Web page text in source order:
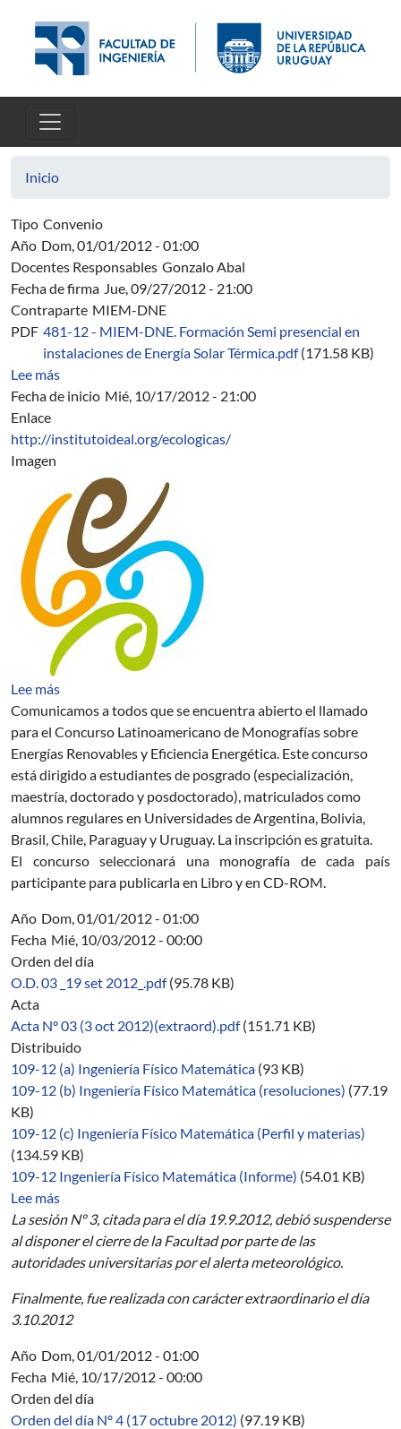
Inicio
Tipo Convenio
Año Dom, 01/01/2012 - 01:00
Docentes Responsables Gonzalo Abal
Fecha de firma Jue, 09/27/2012 - 21:00
Contraparte MIEM-DNE
PDF 481-12 - MIEM-DNE. Formación Semi presencial en
instalaciones de Energía Solar Térmica.pdf (171.58 KB)
Lee mássobre 481-12 - MIEM-DNE. Formación Semi presencial
Fecha de inicio Mié, 10/17/2012 - 21:00
Enlace
http://institutoideal.org/ecologicas/
Imagen
Lee mássobre Concurso Latinoamericano de Monografías
Comunicamos a todos que se encuentra abierto el llamado
para el Concurso Latinoamericano de Monografías sobre
Energías Renovables y Eficiencia Energética. Este concurso
está dirigido a estudiantes de posgrado (especialización,
maestría, doctorado y posdoctorado), matriculados como
alumnos regulares en Universidades de Argentina, Bolivia,
Brasil, Chile, Paraguay y Uruguay. La inscripción es gratuita.
El concurso seleccionará una monografía de cada país
participante para publicarla en Libro y en CD-ROM.
Año Dom, 01/01/2012 - 01:00
Fecha Mié, 10/03/2012 - 00:00
Orden del día
O.D. 03 _19 set 2012_.pdf (95.78 KB)
Acta
Acta Nº 03 (3 oct 2012)(extraord).pdf (151.71 KB)
Distribuido
109-12 (a) Ingeniería Físico Matemática (93 KB)
109-12 (b) Ingeniería Físico Matemática (resoluciones) (77.19
KB)
109-12 (c) Ingeniería Físico Matemática (Perfil y materias)
(134.59 KB)
109-12 Ingeniería Físico Matemática (Informe) (54.01 KB)
Lee mássobre 03/2012-2014
La sesión Nº 3, citada para el día 19.9.2012, debió suspenderse
al disponer el cierre de la Facultad por parte de las
autoridades universitarias por el alerta meteorológico.
Finalmente, fue realizada con carácter extraordinario el día
3.10.2012
Año Dom, 01/01/2012 - 01:00
Fecha Mié, 10/17/2012 - 00:00
Orden del día
Orden del día Nº 4 (17 octubre 2012) (97.19 KB)